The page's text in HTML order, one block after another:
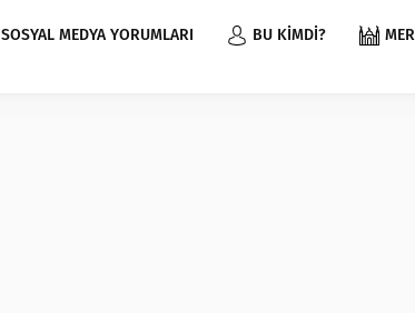
SOSYAL MEDYA YORUMLARI BU KİMDİ?